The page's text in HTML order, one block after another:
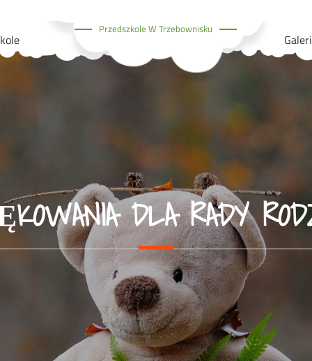
Przedszkole W Trzebownisku
DLA RADY